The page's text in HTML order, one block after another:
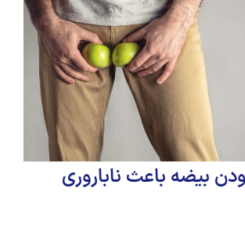
بیضه باعث ناباروری